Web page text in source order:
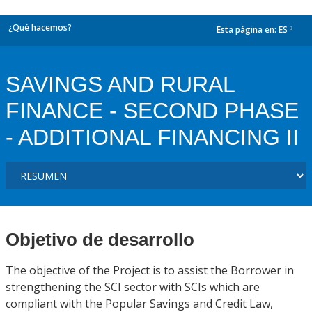
¿Qué hacemos? Esta página en: ES
SAVINGS AND RURAL
FINANCE - SECOND PHASE
- ADDITIONAL FINANCING II
Objetivo de desarrollo
The objective of the Project is to assist the Borrower in
strengthening the SCI sector with SCIs which are
compliant with the Popular Savings and Credit Law,